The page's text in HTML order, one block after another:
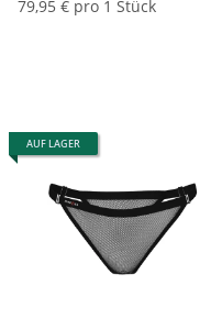
79,95 € pro 1 Stück
AUF LAGER